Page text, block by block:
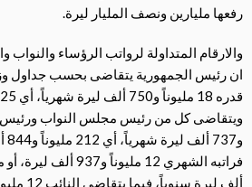
رفعها مليارين ونصف المليار ليرة.
والارقام المتداولة لرواتب الرؤساء والنواب
ان رئيس الجمهورية يتقاضى بحسب جداول